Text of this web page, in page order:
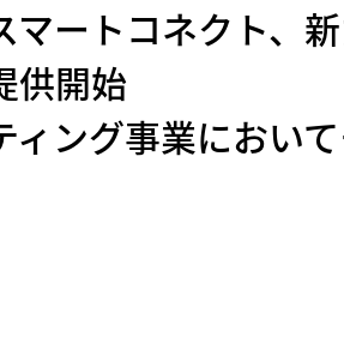
マートコネクト、
供開始
ィング事業におい